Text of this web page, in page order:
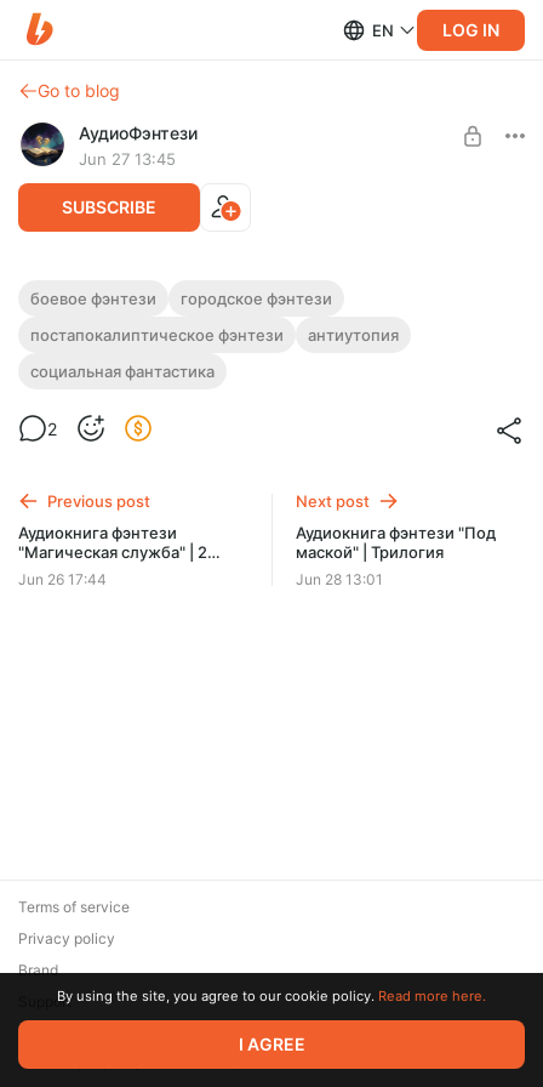
EN LOG IN
Go to blog
АудиоФэнтези
Jun 27 13:45
SUBSCRIBE
Аудиокнига фэнтези "Без правил" | 2
книги
Полная версия. 2 книги.
рекламы и любых ограничений!
Level required:
Billed every 12 months.
Offer ends 08 August.
боевое фэнтези
городское фэнтези
постапокалиптическое фэнтези
антиутопия
социальная фантастика
2
Previous post
Аудиокнига фэнтези
"Магическая служба" | 2
книги
Jun 26 17:44
Next post
Аудиокнига фэнтези "Под
маской" | Трилогия
Jun 28 13:01
© 2026 Zaya Solutions Limited. All rights reserved. All trademarks
are the property of their respective owners.
Terms of service
Privacy policy
Brand
SupportBy using the site, you agree to our cookie policy. Read more here.
I AGREE